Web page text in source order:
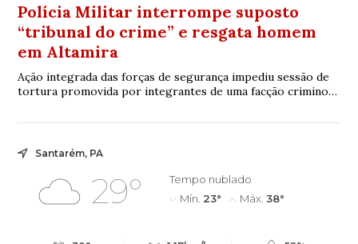
Polícia Militar interrompe suposto
“tribunal do crime” e resgata homem
em Altamira
Ação integrada das forças de segurança impediu sessão de
tortura promovida por integrantes de uma facção criminosa
Santarém, PA
29°
Tempo nublado
Mín. 23° Máx. 38°